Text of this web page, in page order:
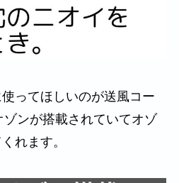
ってほしいのが送風コー
ゾンが搭載されていてオゾ
れます。